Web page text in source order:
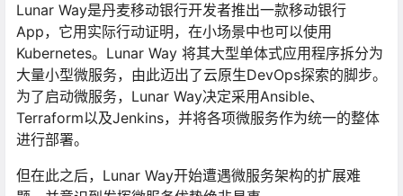
Lunar Way是丹麦移动银行开发者推出一款移动银行
App，它用实际行动证明，在小场景中也可以使用
Kubernetes。Lunar Way 将其大型单体式应用程序拆分为
大量小型微服务，由此迈出了云原生DevOps探索的脚步。
为了启动微服务，Lunar Way决定采用Ansible、
Terraform以及Jenkins，并将各项微服务作为统一的整体
进行部署。
但在此之后，Lunar Way开始遭遇微服务架构的扩展难